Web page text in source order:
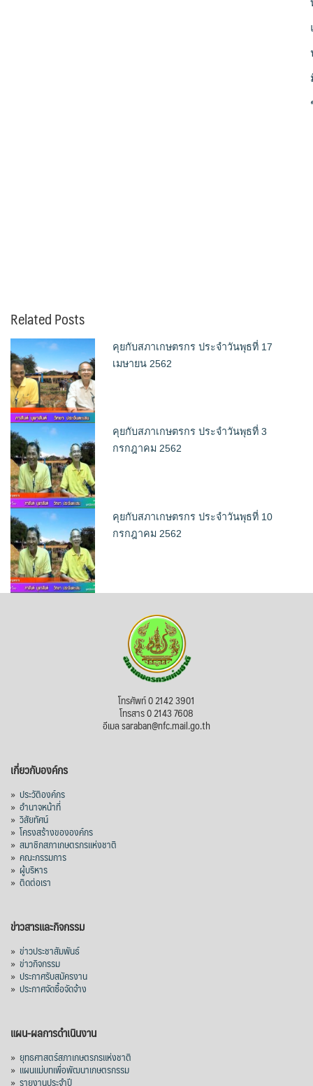
Related Posts
คุยกับสภาเกษตรกร ประจำวันพุธที่ 17
เมษายน 2562
คุยกับสภาเกษตรกร ประจำวันพุธที่ 3
กรกฎาคม 2562
คุยกับสภาเกษตรกร ประจำวันพุธที่ 10
กรกฎาคม 2562
โทรศัพท์ 0 2142 3901
โทรสาร 0 2143 7608
อีเมล saraban@nfc.mail.go.th
เกี่ยวกับองค์กร
» ประวัติองค์กร
» อำนาจหน้าที่
» วิสัยทัศน์
» โครงสร้างขององค์กร
» สมาชิกสภาเกษตรกรแห่งชาติ
» คณะกรรมการ
» ผู้บริหาร
» ติดต่อเรา
ข่าวสารและกิจกรรม
» ข่าวประชาสัมพันธ์
» ข่าวกิจกรรม
» ประกาศรับสมัครงาน
» ประกาศจัดซื้อจัดจ้าง
แผน-ผลการดำเนินงาน
» ยุทธศาสตร์สภาเกษตรกรแห่งชาติ
» แผนแม่บทเพื่อพัฒนาเกษตรกรรม
» รายงานประจำปี